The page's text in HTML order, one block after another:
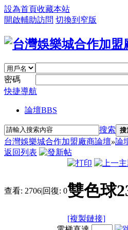
設為首頁收藏本站
開啟輔助訪問 切換到窄版
密碼
快捷導航
論壇BBS
搜索 搜
台灣娛樂城合作加盟廠商論壇»論
返回列表
查看: 2706|回復: 0雙色球
[複製鏈接]